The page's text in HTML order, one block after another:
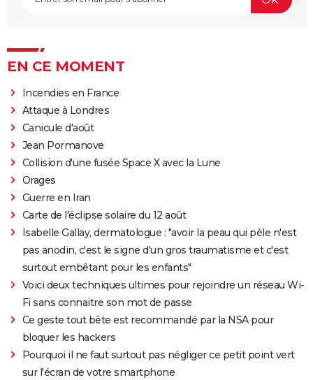
EN CE MOMENT
Incendies en France
Attaque à Londres
Canicule d'août
Jean Pormanove
Collision d'une fusée Space X avec la Lune
Orages
Guerre en Iran
Carte de l'éclipse solaire du 12 août
Isabelle Gallay, dermatologue : "avoir la peau qui pèle n'est
pas anodin, c'est le signe d'un gros traumatisme et c'est
surtout embêtant pour les enfants"
Voici deux techniques ultimes pour rejoindre un réseau Wi-
Fi sans connaitre son mot de passe
Ce geste tout bête est recommandé par la NSA pour
bloquer les hackers
Pourquoi il ne faut surtout pas négliger ce petit point vert
sur l'écran de votre smartphone